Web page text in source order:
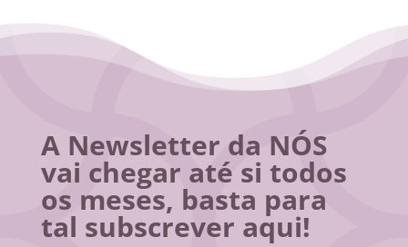
A Newsletter da NÓS
vai chegar até si todos
os meses, basta para
tal subscrever aqui!